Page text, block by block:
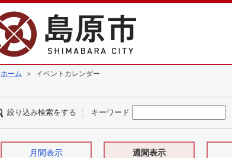
ホーム ＞ イベントカレンダー
絞り込み検索をする キーワード
月間表示 週間表示